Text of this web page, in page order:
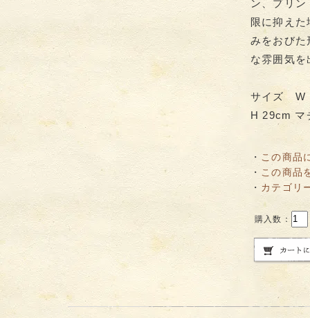
ン、プリ
限に抑え
みをおびた
な雰囲気
サイズ W
H 29cm マ
・ この商品
・ この商品
・ カテゴリ
購入数：